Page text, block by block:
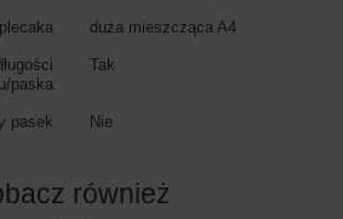
duża mieszcząca A4
paska
Tak
pasek Nie
również